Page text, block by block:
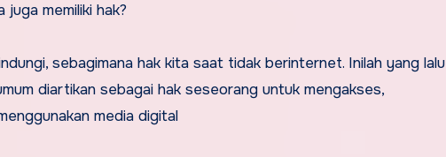
memiliki hak?
sebagimana hak kita saat tidak berinternet. Inilah yang lalu
diartikan sebagai hak seseorang untuk mengakses,
media digital